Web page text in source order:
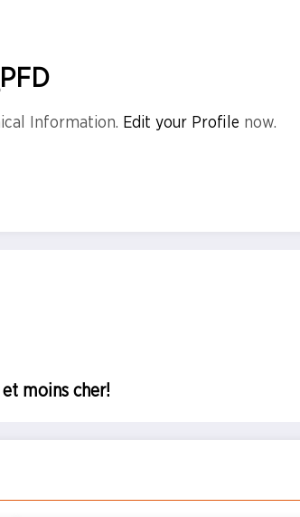
Information. Edit your Profile now.
moins cher!